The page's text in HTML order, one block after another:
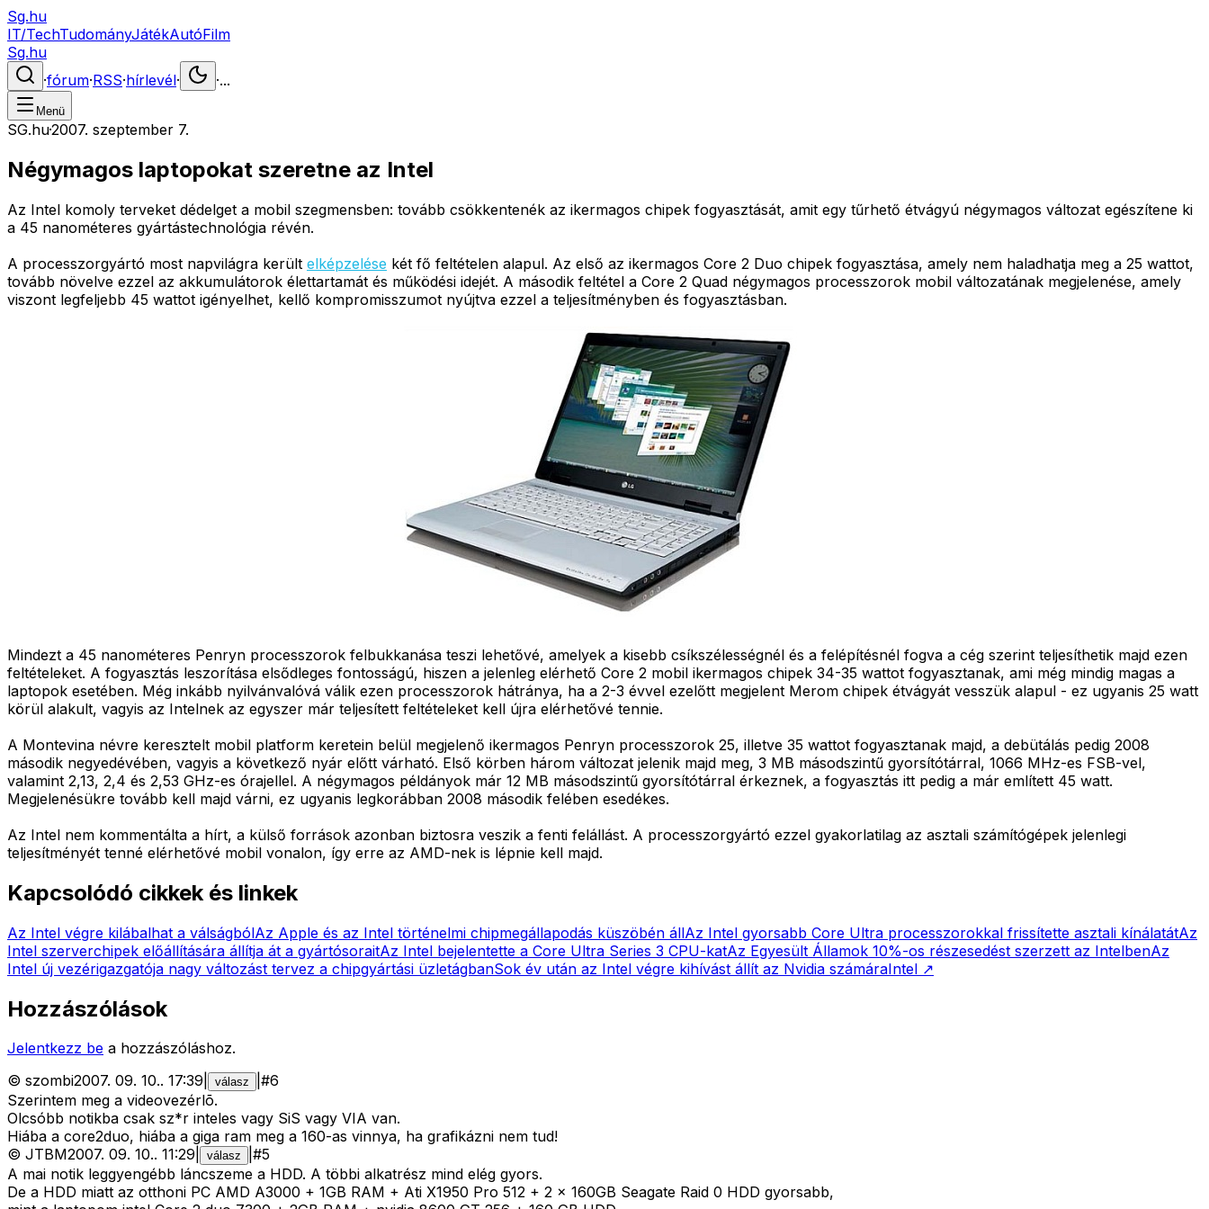
Sg.hu
IT/TechTudományJátékAutóFilm
Sg.hu
·fórum·RSS·hírlevél· ·...
Menü
SG.hu·2007. szeptember 7.
Négymagos laptopokat szeretne az Intel
Az Intel komoly terveket dédelget a mobil szegmensben: tovább csökkentenék az ikermagos chipek fogyasztását, amit egy tűrhető étvágyú négymagos változat egészítene ki
a 45 nanométeres gyártástechnológia révén.
A processzorgyártó most napvilágra került elképzelése két fő feltételen alapul. Az első az ikermagos Core 2 Duo chipek fogyasztása, amely nem haladhatja meg a 25 wattot,
tovább növelve ezzel az akkumulátorok élettartamát és működési idejét. A második feltétel a Core 2 Quad négymagos processzorok mobil változatának megjelenése, amely
viszont legfeljebb 45 wattot igényelhet, kellő kompromisszumot nyújtva ezzel a teljesítményben és fogyasztásban.
Mindezt a 45 nanométeres Penryn processzorok felbukkanása teszi lehetővé, amelyek a kisebb csíkszélességnél és a felépítésnél fogva a cég szerint teljesíthetik majd ezen
feltételeket. A fogyasztás leszorítása elsődleges fontosságú, hiszen a jelenleg elérhető Core 2 mobil ikermagos chipek 34-35 wattot fogyasztanak, ami még mindig magas a
laptopok esetében. Még inkább nyilvánvalóvá válik ezen processzorok hátránya, ha a 2-3 évvel ezelőtt megjelent Merom chipek étvágyát vesszük alapul - ez ugyanis 25 watt
körül alakult, vagyis az Intelnek az egyszer már teljesített feltételeket kell újra elérhetővé tennie.
A Montevina névre keresztelt mobil platform keretein belül megjelenő ikermagos Penryn processzorok 25, illetve 35 wattot fogyasztanak majd, a debütálás pedig 2008
második negyedévében, vagyis a következő nyár előtt várható. Első körben három változat jelenik majd meg, 3 MB másodszintű gyorsítótárral, 1066 MHz-es FSB-vel,
valamint 2,13, 2,4 és 2,53 GHz-es órajellel. A négymagos példányok már 12 MB másodszintű gyorsítótárral érkeznek, a fogyasztás itt pedig a már említett 45 watt.
Megjelenésükre tovább kell majd várni, ez ugyanis legkorábban 2008 második felében esedékes.
Az Intel nem kommentálta a hírt, a külső források azonban biztosra veszik a fenti felállást. A processzorgyártó ezzel gyakorlatilag az asztali számítógépek jelenlegi
teljesítményét tenné elérhetővé mobil vonalon, így erre az AMD-nek is lépnie kell majd.
Kapcsolódó cikkek és linkek
Az Intel végre kilábalhat a válságbólAz Apple és az Intel történelmi chipmegállapodás küszöbén állAz Intel gyorsabb Core Ultra processzorokkal frissítette asztali kínálatátAz
Intel szerverchipek előállítására állítja át a gyártósoraitAz Intel bejelentette a Core Ultra Series 3 CPU-katAz Egyesült Államok 10%-os részesedést szerzett az IntelbenAz
Intel új vezérigazgatója nagy változást tervez a chipgyártási üzletágbanSok év után az Intel végre kihívást állít az Nvidia számáraIntel ↗
Hozzászólások
Jelentkezz be a hozzászóláshoz.
© szombi2007. 09. 10.. 17:39 válasz #6
Szerintem meg a videovezérlõ.
Olcsóbb notikba csak sz*r inteles vagy SiS vagy VIA van.
Hiába a core2duo, hiába a giga ram meg a 160-as vinnya, ha grafikázni nem tud!
© JTBM2007. 09. 10.. 11:29 válasz #5
A mai notik leggyengébb láncszeme a HDD. A többi alkatrész mind elég gyors.
De a HDD miatt az otthoni PC AMD A3000 + 1GB RAM + Ati X1950 Pro 512 + 2 x 160GB Seagate Raid 0 HDD gyorsabb,